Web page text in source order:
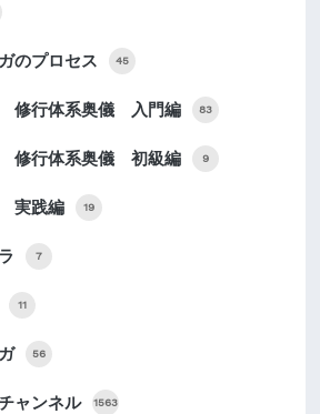
のプロセス 45
修行体系奥儀 入門編 83
修行体系奥儀 初級編 9
実践編 19
7
11
56
ャンネル 1563